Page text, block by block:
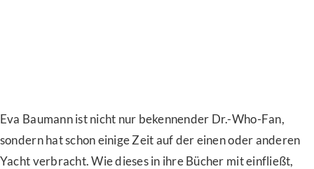
Eva Baumann ist nicht nur bekennender Dr.-Who-Fan,
sondern hat schon einige Zeit auf der einen oder anderen
Yacht verbracht. Wie dieses in ihre Bücher mit einfließt,